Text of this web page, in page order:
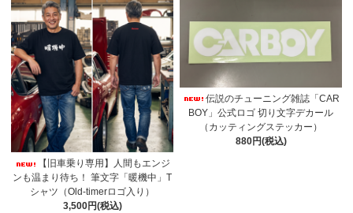
【旧車乗り専用】人間もエンジ
ンも温まり待ち！ 筆文字「暖機中」T
シャツ（Old-timerロゴ入り）
3,500円(税込)
伝説のチューニング雑誌「CAR
BOY」公式ロゴ 切り文字デカール
（カッティングステッカー）
880円(税込)